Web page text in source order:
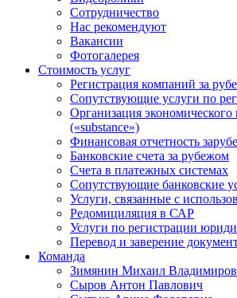
Сотрудничество
Нас рекомендуют
Вакансии
Фотогалерея
Стоимость услуг
Регистрация компаний за
Сопутствующие услуги по
Организация экономического
(«substance»)
Финансовая отчетность
Банковские счета за рубежом
Счета в платежных системах
Сопутствующие банковские
Услуги, связанные с
Редомициляция в САР
Услуги по регистрации
Перевод и заверение
Команда
Зимянин Михаил
Сыров Антон Павлович